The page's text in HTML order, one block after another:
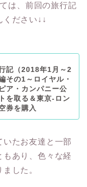
は、前回の旅行記
ださい↓↓
記（2018年1月～2
その1～ロイヤル・
ア・カンパニー公
を取る＆東京-ロン
券を購入
たお友達と一部
もあり、色々な経
した。